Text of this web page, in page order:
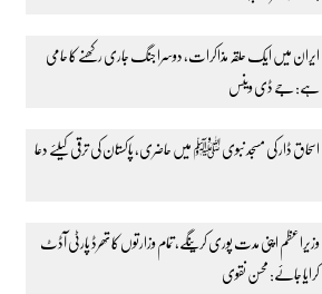
ایران میں ایک حلقہ مذاکرات، دوسرا جنگ جاری رکھنے کا حامی
ہے: جے ڈی وینس
اسحاق ڈار کی مسجد نبوی ﷺ میں حاضری، پاکستان کی ترقی کیلئے دعا
وزیراعظم اپنی مدت پوری کرینگے، تمام وزارتوں کا تھرڈ پارٹی آڈٹ
کرایا جائے: محسن نقوی